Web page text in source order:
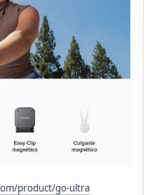
product/go-ultra